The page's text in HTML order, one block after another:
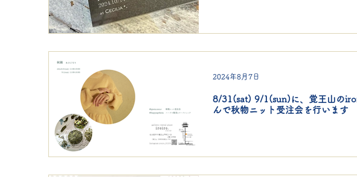
8/31(sat) 9/1(sun)に、覚王山の
んで秋物ニット受注会を行います
2024年8月7日